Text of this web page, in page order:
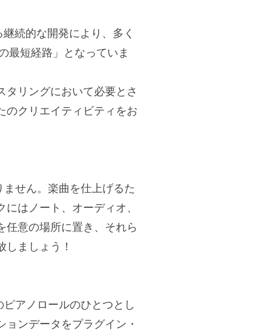
続的な開発により、多く
最短経路」となっていま
リングにおいて必要とさ
のクリエイティビティをお
せん。楽曲を仕上げるた
はノート、オーディオ、
任意の場所に置き、それら
ましょう！
アノロールのひとつとし
ンデータをプラグイン・